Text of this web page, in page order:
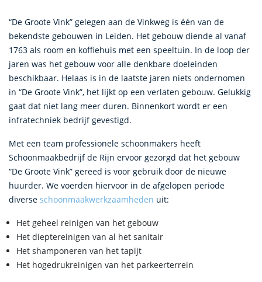
“De Groote Vink” gelegen aan de Vinkweg is één van de
bekendste gebouwen in Leiden. Het gebouw diende al vanaf
1763 als room en koffiehuis met een speeltuin. In de loop der
jaren was het gebouw voor alle denkbare doeleinden
beschikbaar. Helaas is in de laatste jaren niets ondernomen
in “De Groote Vink”, het lijkt op een verlaten gebouw. Gelukkig
gaat dat niet lang meer duren. Binnenkort wordt er een
infratechniek bedrijf gevestigd.
Met een team professionele schoonmakers heeft
Schoonmaakbedrijf de Rijn ervoor gezorgd dat het gebouw
“De Groote Vink” gereed is voor gebruik door de nieuwe
huurder. We voerden hiervoor in de afgelopen periode
diverse schoonmaakwerkzaamheden uit:
Het geheel reinigen van het gebouw
Het dieptereinigen van al het sanitair
Het shamponeren van het tapijt
Het hogedrukreinigen van het parkeerterrein